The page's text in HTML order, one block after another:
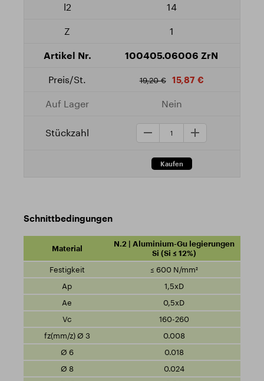
14
1
100405.06006 ZrN
19,20 € 15,87 €
Nein
Schnittbedingungen
N.2 | Aluminium-Gu legierungen
Si (Si ≤ 12%)
≤ 600 N/mm²
1,5xD
0,5xD
160-260
0.008
0.018
0.024